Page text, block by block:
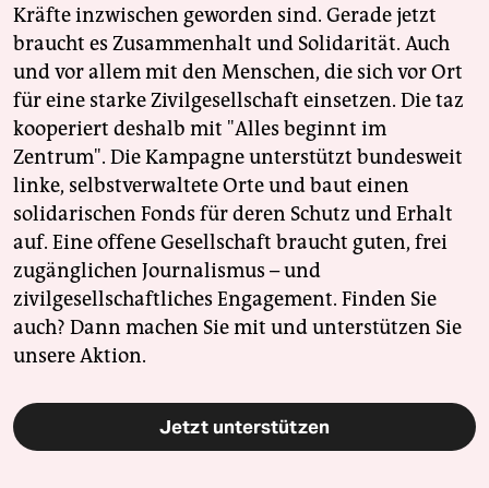
Kräfte inzwischen geworden sind. Gerade jetzt
braucht es Zusammenhalt und Solidarität. Auch
und vor allem mit den Menschen, die sich vor Ort
für eine starke Zivilgesellschaft einsetzen. Die taz
kooperiert deshalb mit "Alles beginnt im
Zentrum". Die Kampagne unterstützt bundesweit
linke, selbstverwaltete Orte und baut einen
solidarischen Fonds für deren Schutz und Erhalt
auf. Eine offene Gesellschaft braucht guten, frei
zugänglichen Journalismus – und
zivilgesellschaftliches Engagement. Finden Sie
auch? Dann machen Sie mit und unterstützen Sie
unsere Aktion.
Jetzt unterstützen